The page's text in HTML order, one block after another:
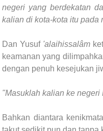
negeri yang berdekatan
kalian di kota-kota itu pada
Dan Yusuf 'alaihissalâm
keamanan yang
dengan penuh kesejukan
"Masuklah kalian ke
Bahkan diantara